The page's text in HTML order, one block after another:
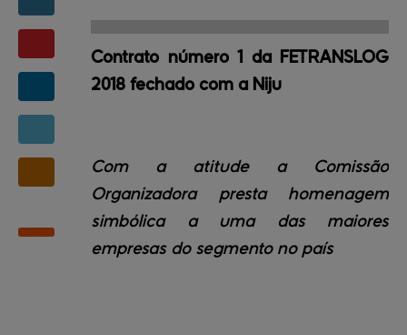
Contrato número 1 da FETRANSLOG
2018 fechado com a Niju
Com a atitude a Comissão
Organizadora presta homenagem
simbólica a uma das maiores
empresas do segmento no país